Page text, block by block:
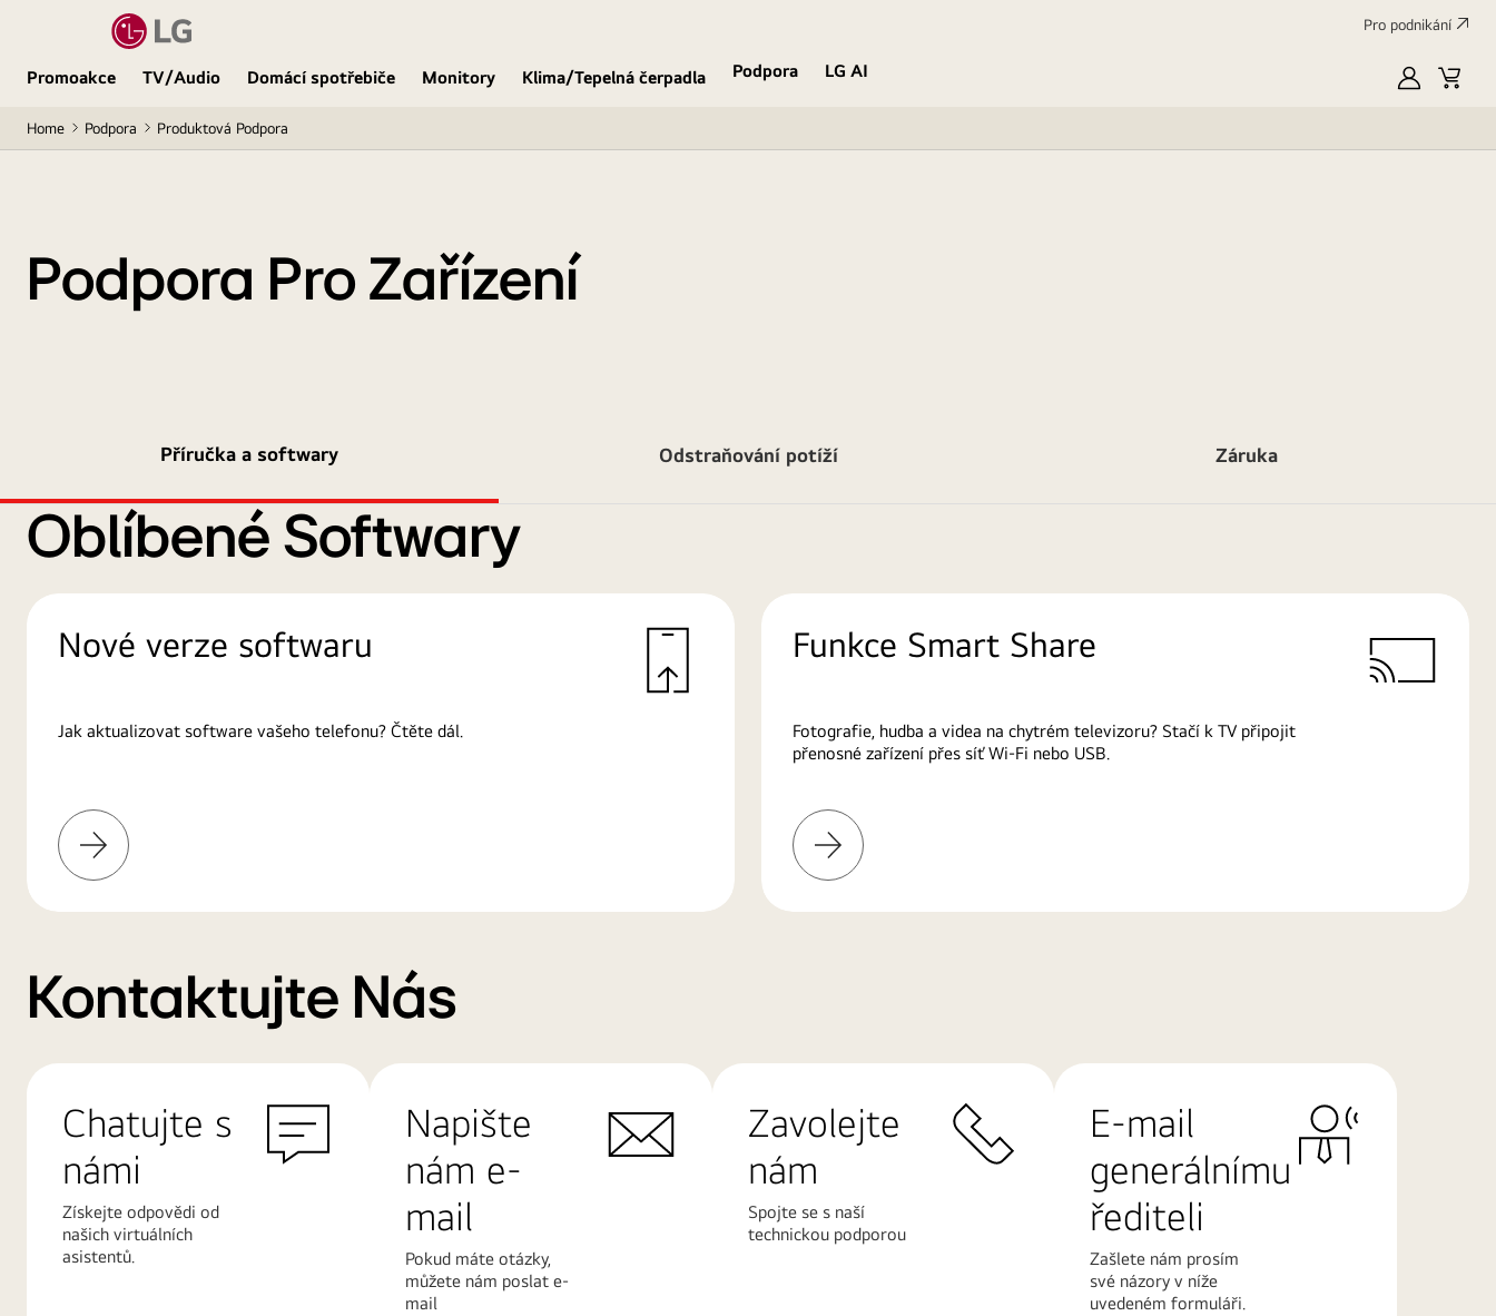
Pro podnikání
Promoakce TV/Audio Domácí spotřebiče Monitory Klima/Tepelná čerpadla Podpora
LG AI
MojeVáš
Home Podpora Produktová Podpora
Podpora Pro Zařízení
Příručka a softwary Odstraňování potíží Záruka
Oblíbené Softwary
Nové verze softwaru
Jak aktualizovat software vašeho telefonu? Čtěte dál.
Další
informace
Funkce Smart Share
Fotografie, hudba a videa na chytrém televizoru? Stačí k TV připojit
přenosné zařízení přes síť Wi-Fi nebo USB.
Další
informace
Kontaktujte Nás
Chatujte s
námi
Získejte odpovědi od
našich virtuálních
asistentů.
Napište
nám e-
mail
Pokud máte otázky,
můžete nám poslat e-
mail
Zavolejte
nám
Spojte se s naší
technickou podporou
E-mail
generálnímu
řediteli
Zašlete nám prosím
své názory v níže
uvedeném formuláři.